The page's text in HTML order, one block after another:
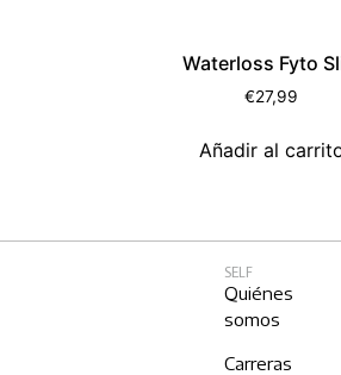
Waterloss Fyto
€27,99
Añadir al
SELF
Quiénes
somos
Carreras